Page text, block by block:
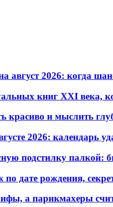
август 2026: когда
книг XXI века,
красиво и мыслить
2026: календарь
подстилку палкой:
дате рождения,
а парикмахеры